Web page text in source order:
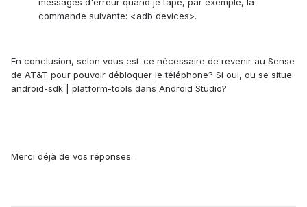
messages d'erreur quand je tape, par exemple, la
commande suivante: <adb devices>.
En conclusion, selon vous est-ce nécessaire de revenir au Sense
de AT&T pour pouvoir débloquer le téléphone? Si oui, ou se situe
android-sdk | platform-tools dans Android Studio?
Merci déjà de vos réponses.